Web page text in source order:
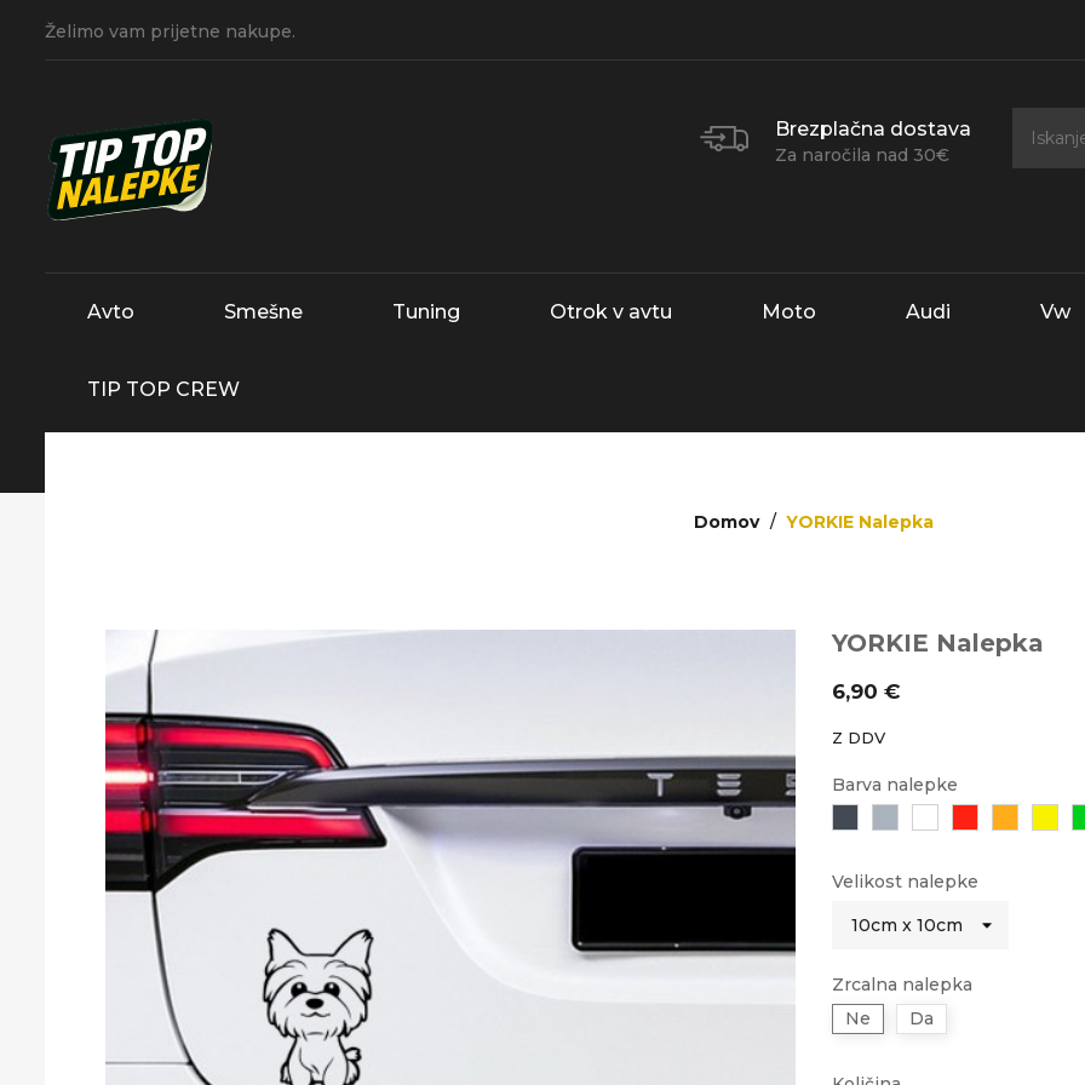
Želimo vam prijetne nakupe.
Brezplačna dostava
Za naročila nad 30€
Avto Smešne Tuning Otrok v avtu Moto Audi Vw
TIP TOP CREW
Domov YORKIE Nalepka
YORKIE Nalepka
6,90 €
Z DDV
Barva nalepke
Velikost nalepke
Zrcalna nalepka
Ne
Da